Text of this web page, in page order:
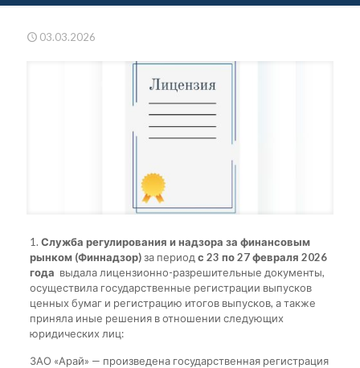
03.03.2026
1. Служба регулирования и надзора за финансовым
рынком (Финнадзор)за период с 23 по 27 февраля 2026
года выдала лицензионно-разрешительные документы,
осуществила государственные регистрации выпусков
ценных бумаг и регистрацию итогов выпусков, а также
приняла иные решения в отношении следующих
юридических лиц:
ЗАО «Арай» — произведена государственная регистрация